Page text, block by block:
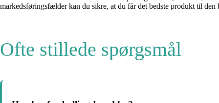
markedsføringsfælder kan du sikre, at du får det bedste produkt til
Ofte stillede spørgsmål